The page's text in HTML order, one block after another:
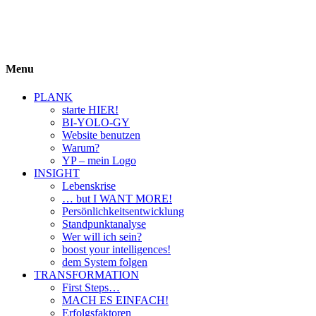
Menu
PLANK
starte HIER!
BI-YOLO-GY
Website benutzen
Warum?
YP – mein Logo
INSIGHT
Lebenskrise
… but I WANT MORE!
Persönlichkeitsentwicklung
Standpunktanalyse
Wer will ich sein?
boost your intelligences!
dem System folgen
TRANSFORMATION
First Steps…
MACH ES EINFACH!
Erfolgsfaktoren